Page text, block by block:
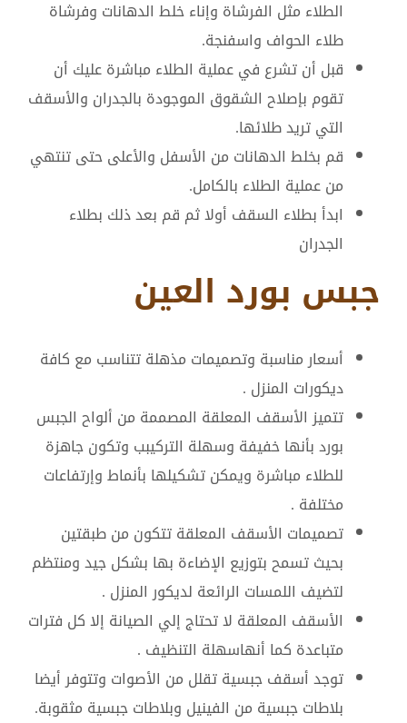
الطلاء مثل الفرشاة وإناء خلط الدهانات وفرشاة
طلاء الحواف واسفنجة.
قبل أن تشرع في عملية الطلاء مباشرة عليك أن
تقوم بإصلاح الشقوق الموجودة بالجدران والأسقف
التي تريد طلائها.
قم بخلط الدهانات من الأسفل والأعلى حتى تنتهي
من عملية الطلاء بالكامل.
ابدأ بطلاء السقف أولا ثم قم بعد ذلك بطلاء
الجدران
جبس بورد العين
أسعار مناسبة وتصميمات مذهلة تتناسب مع كافة
ديكورات المنزل .
تتميز الأسقف المعلقة المصممة من ألواح الجبس
بورد بأنها خفيفة وسهلة التركيبب وتكون جاهزة
للطلاء مباشرة ويمكن تشكيلها بأنماط وإرتفاعات
مختلفة .
تصميمات الأسقف المعلقة تتكون من طبقتين
بحيث تسمح بتوزيع الإضاءة بها بشكل جيد ومنتظم
لتضيف اللمسات الرائعة لديكور المنزل .
الأسقف المعلقة لا تحتاج إلي الصيانة إلا كل فترات
متباعدة كما أنهاسهلة التنظيف .
توجد أسقف جبسية تقلل من الأصوات وتتوفر أيضا
بلاطات جبسية من الفينيل وبلاطات جبسية مثقوبة.